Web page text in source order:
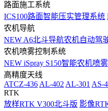
路面施工系统
ICS100路面智能压实管理系统
农机导航
NEW A6北斗导航农机自动驾
农机喷雾控制系统
NEW iSpray S150智能农机喷
高精度天线
ATCZ-436 AL-402 AL-301 AS-
RTK
放样RTK V300北斗版 影像